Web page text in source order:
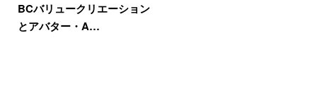
BCバリュークリエーション
とアバター・A…